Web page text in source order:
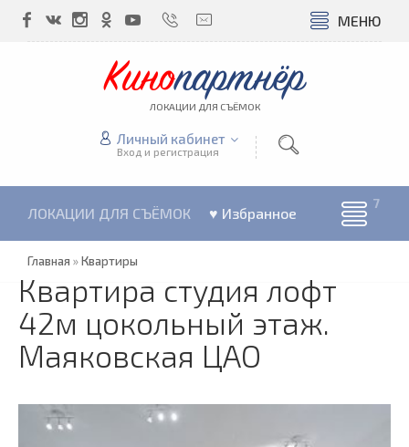
МЕНЮ
Кинопартнёр
ЛОКАЦИИ ДЛЯ СЪЁМОК
Личный кабинет
Вход и регистрация
ЛОКАЦИИ ДЛЯ СЪЁМОК ♥ Избранное
Главная »Квартиры
Квартира студия лофт
42м цокольный этаж.
Маяковская ЦАО